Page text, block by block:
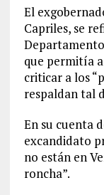
El
Capriles, se
que permitía
criticar a los
respaldan tal
En su cuenta
excandidato
no están en
roncha”.